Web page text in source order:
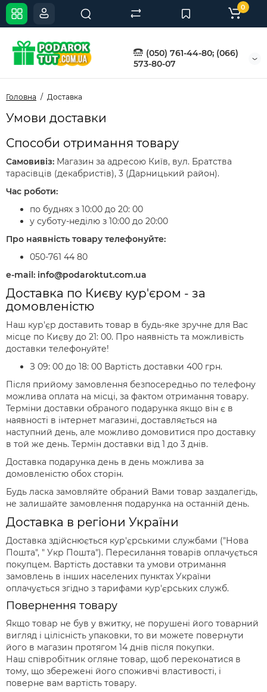
(050) 761-44-80; (066)
573-80-07
0
Головна Доставка
Умови доставки
Способи отримання товару
Самовивіз: Магазин за адресою Київ, вул. Братства
тарасівців (декабристів), 3 (Дарницький район).
Час роботи:
по буднях з 10:00 до 20: 00
у суботу-неділю з 10:00 до 20:00
Про наявність товару телефонуйте:
050-761 44 80
e-mail: info@podaroktut.com.ua
Доставка по Києву кур'єром - за
домовленістю
Наш кур'єр доставить товар в будь-яке зручне для Вас
місце по Києву до 21: 00. Про наявність та можливість
доставки телефонуйте!
З 09: 00 до 18: 00 Вартість доставки 400 грн.
Після прийому замовлення безпосередньо по телефону
можлива оплата на місці, за фактом отримання товару.
Терміни доставки обраного подарунка якщо він є в
наявності в інтернет магазині, доставляється на
наступний день, але можливо домовитися про доставку
в той же день. Термін доставки від 1 до 3 днів.
Доставка подарунка день в день можлива за
домовленістю обох сторін.
Будь ласка замовляйте обраний Вами товар заздалегідь,
не залишайте замовлення подарунка на останній день.
Доставка в регіони України
Доставка здійснюється кур'єрськими службами ("Нова
Пошта", " Укр Пошта"). Пересилання товарів оплачується
покупцем. Вартість доставки та умови отримання
замовлень в інших населених пунктах України
оплачується згідно з тарифами кур'єрських служб.
Повернення товару
Якщо товар не був у вжитку, не порушені його товарний
вигляд і цілісність упаковки, то ви можете повернути
його в магазин протягом 14 днів після покупки.
Наш співробітник огляне товар, щоб переконатися в
тому, що збережені його споживчі властивості, і
поверне вам вартість товару.